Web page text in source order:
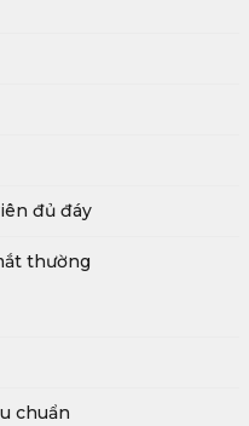
đủ đáy
thường
chuẩn